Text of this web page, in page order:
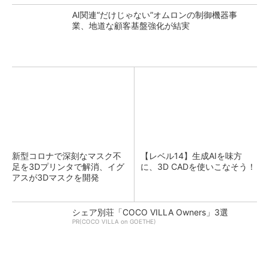
AI関連“だけじゃない”オムロンの制御機器事
業、地道な顧客基盤強化が結実
新型コロナで深刻なマスク不
足を3Dプリンタで解消、イグ
アスが3Dマスクを開発
【レベル14】生成AIを味方
に、3D CADを使いこなそう！
シェア別荘「COCO VILLA Owners」3選
PR(COCO VILLA on GOETHE)